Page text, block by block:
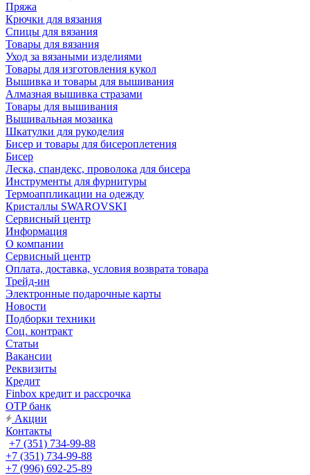
Пряжа
Крючки для вязания
Спицы для вязания
Товары для вязания
Уход за вязаными изделиями
Товары для изготовления кукол
Вышивка и товары для вышивания
Алмазная вышивка стразами
Товары для вышивания
Вышивальная мозаика
Шкатулки для рукоделия
Бисер и товары для бисероплетения
Бисер
Леска, спандекс, проволока для бисера
Инструменты для фурнитуры
Термоаппликации на одежду
Кристаллы SWAROVSKI
Сервисный центр
Информация
О компании
Сервисный центр
Оплата, доставка, условия возврата товара
Трейд-ин
Электронные подарочные карты
Новости
Подборки техники
Соц. контракт
Статьи
Вакансии
Реквизиты
Кредит
Finbox кредит и рассрочка
OTP банк
Акции
Контакты
+7 (351) 734-99-88
+7 (351) 734-99-88
+7 (996) 692-25-89